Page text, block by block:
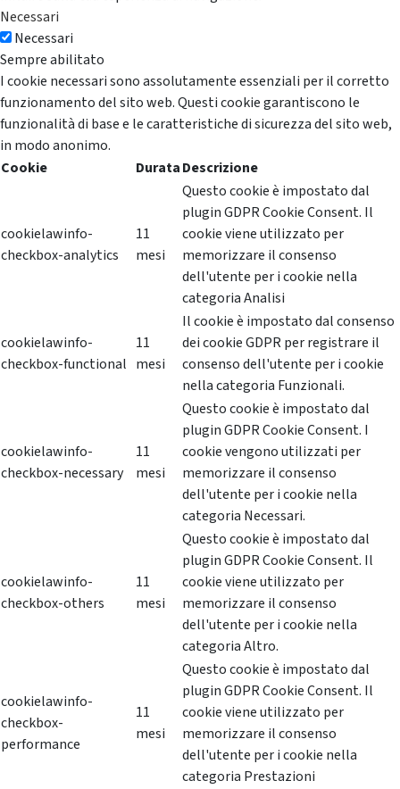
Necessari
Necessari
Sempre abilitato
I cookie necessari sono assolutamente essenziali per il corretto
funzionamento del sito web. Questi cookie garantiscono le
funzionalità di base e le caratteristiche di sicurezza del sito web,
in modo anonimo.
Cookie
DurataDescrizione
cookielawinfo-
checkbox-analytics
11
mesi
Questo cookie è impostato dal
plugin GDPR Cookie Consent. Il
cookie viene utilizzato per
memorizzare il consenso
dell'utente per i cookie nella
categoria Analisi
cookielawinfo-
checkbox-functional
11
mesi
Il cookie è impostato dal consenso
dei cookie GDPR per registrare il
consenso dell'utente per i cookie
nella categoria Funzionali.
cookielawinfo-
checkbox-necessary
11
mesi
Questo cookie è impostato dal
plugin GDPR Cookie Consent. I
cookie vengono utilizzati per
memorizzare il consenso
dell'utente per i cookie nella
categoria Necessari.
cookielawinfo-
checkbox-others
11
mesi
Questo cookie è impostato dal
plugin GDPR Cookie Consent. Il
cookie viene utilizzato per
memorizzare il consenso
dell'utente per i cookie nella
categoria Altro.
cookielawinfo-
checkbox-
performance
11
mesi
Questo cookie è impostato dal
plugin GDPR Cookie Consent. Il
cookie viene utilizzato per
memorizzare il consenso
dell'utente per i cookie nella
categoria Prestazioni